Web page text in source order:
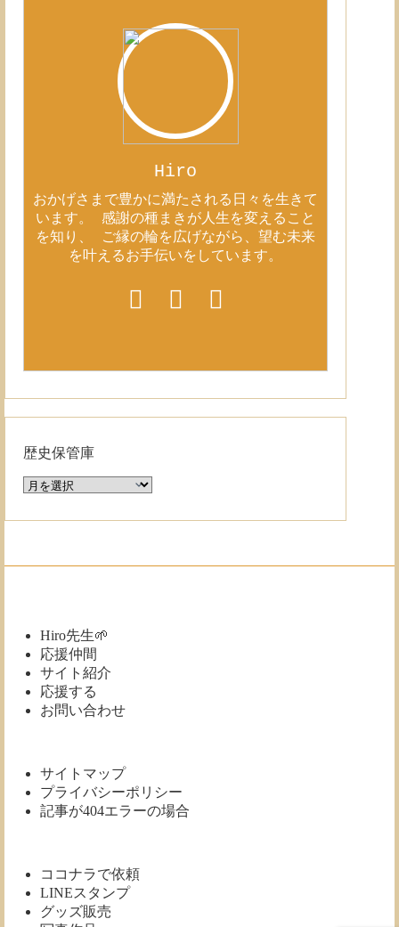
Hiro
おかげさまで豊かに満たされる日々を生きて
います。 感謝の種まきが人生を変えること
を知り、 ご縁の輪を広げながら、望む未来
を叶えるお手伝いをしています。
歴史保管庫
歴
保
Hiro先生🌱
応援仲間
サイト紹介
応援する
お問い合わせ
サイトマップ
プライバシーポリシー
記事が404エラーの場合
ココナラで依頼
LINEスタンプ
グッズ販売